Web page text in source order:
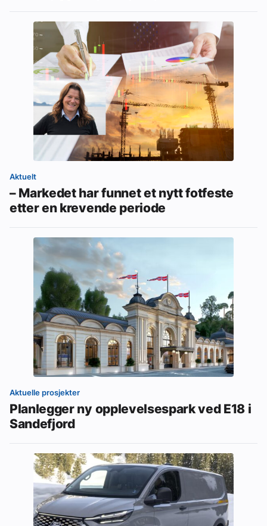
Aktuelt
– Markedet har funnet et nytt fotfeste
etter en krevende periode
Aktuelle prosjekter
Planlegger ny opplevelsespark ved E18 i
Sandefjord